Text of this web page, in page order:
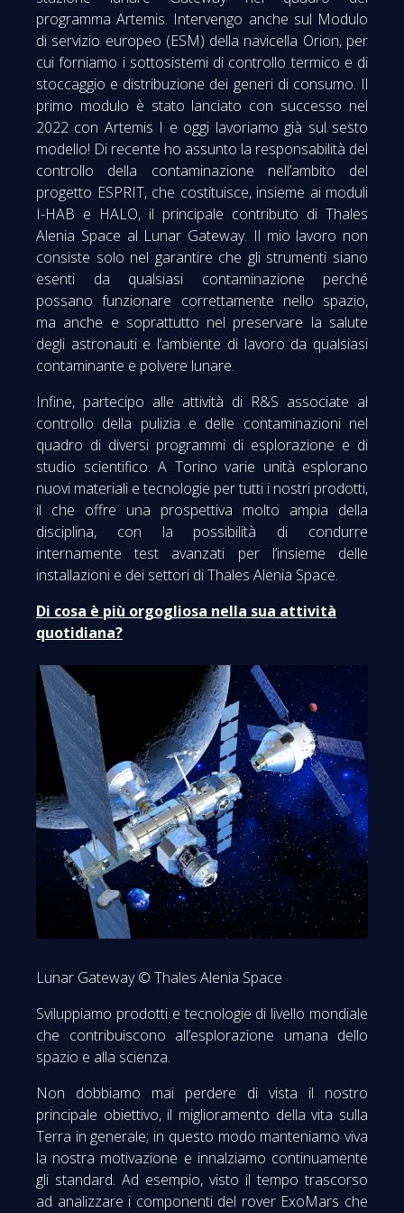
programma Artemis. Intervengo anche sul Modulo
di servizio europeo (ESM) della navicella Orion, per
cui forniamo i sottosistemi di controllo termico e di
stoccaggio e distribuzione dei generi di consumo. Il
primo modulo è stato lanciato con successo nel
2022 con Artemis I e oggi lavoriamo già sul sesto
modello! Di recente ho assunto la responsabilità del
controllo della contaminazione nell’ambito del
progetto ESPRIT, che costituisce, insieme ai moduli
I-HAB e HALO, il principale contributo di Thales
Alenia Space al Lunar Gateway. Il mio lavoro non
consiste solo nel garantire che gli strumenti siano
esenti da qualsiasi contaminazione perché
possano funzionare correttamente nello spazio,
ma anche e soprattutto nel preservare la salute
degli astronauti e l’ambiente di lavoro da qualsiasi
contaminante e polvere lunare.
Infine, partecipo alle attività di R&S associate al
controllo della pulizia e delle contaminazioni nel
quadro di diversi programmi di esplorazione e di
studio scientifico. A Torino varie unità esplorano
nuovi materiali e tecnologie per tutti i nostri prodotti,
il che offre una prospettiva molto ampia della
disciplina, con la possibilità di condurre
internamente test avanzati per l’insieme delle
installazioni e dei settori di Thales Alenia Space.
Di cosa è più orgogliosa nella sua attività
quotidiana?
Lunar Gateway © Thales Alenia Space
Sviluppiamo prodotti e tecnologie di livello mondiale
che contribuiscono all’esplorazione umana dello
spazio e alla scienza.
Non dobbiamo mai perdere di vista il nostro
principale obiettivo, il miglioramento della vita sulla
Terra in generale; in questo modo manteniamo viva
la nostra motivazione e innalziamo continuamente
gli standard. Ad esempio, visto il tempo trascorso
ad analizzare i componenti del rover ExoMars che